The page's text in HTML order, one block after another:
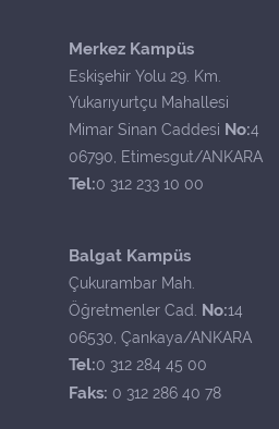
Merkez Kampüs
Eskişehir Yolu 29. Km.
Yukarıyurtçu Mahallesi
Mimar Sinan Caddesi No:4
06790, Etimesgut/ANKARA
Tel:0 312 233 10 00
Balgat Kampüs
Çukurambar Mah.
Öğretmenler Cad. No:14
06530, Çankaya/ANKARA
Tel:0 312 284 45 00
Faks: 0 312 286 40 78